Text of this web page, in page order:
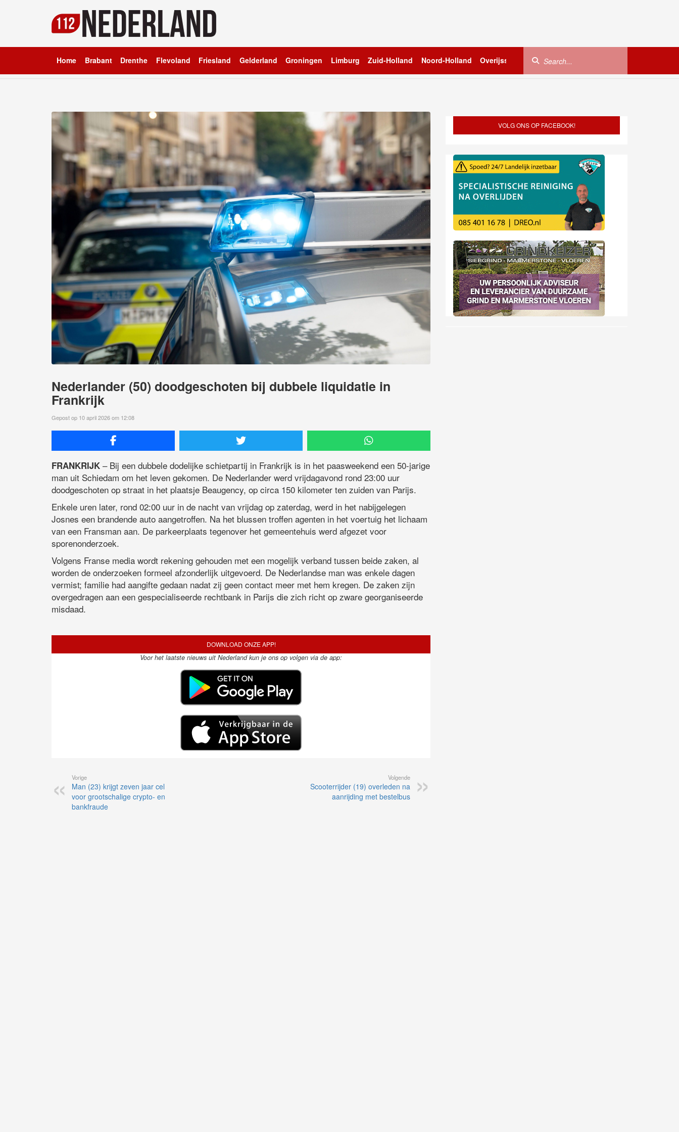
Home Brabant Drenthe Flevoland Friesland Gelderland Groningen Limburg Zuid-Holland Noord-Holland Overijssel Utrecht Zeeland
Nederlander (50) doodgeschoten bij dubbele liquidatie in
Frankrijk
Gepost op 10 april 2026 om 12:08
FRANKRIJK – Bij een dubbele dodelijke schietpartij in Frankrijk is in het paasweekend een 50-jarige
man uit Schiedam om het leven gekomen. De Nederlander werd vrijdagavond rond 23:00 uur
doodgeschoten op straat in het plaatsje Beaugency, op circa 150 kilometer ten zuiden van Parijs.
Enkele uren later, rond 02:00 uur in de nacht van vrijdag op zaterdag, werd in het nabijgelegen
Josnes een brandende auto aangetroffen. Na het blussen troffen agenten in het voertuig het lichaam
van een Fransman aan. De parkeerplaats tegenover het gemeentehuis werd afgezet voor
sporenonderzoek.
Volgens Franse media wordt rekening gehouden met een mogelijk verband tussen beide zaken, al
worden de onderzoeken formeel afzonderlijk uitgevoerd. De Nederlandse man was enkele dagen
vermist; familie had aangifte gedaan nadat zij geen contact meer met hem kregen. De zaken zijn
overgedragen aan een gespecialiseerde rechtbank in Parijs die zich richt op zware georganiseerde
misdaad.
DOWNLOAD ONZE APP!
Voor het laatste nieuws uit Nederland kun je ons op volgen via de app:
Vorige
Man (23) krijgt zeven jaar cel
voor grootschalige crypto- en
bankfraude
Volgende
Scooterrijder (19) overleden na
aanrijding met bestelbus
VOLG ONS OP FACEBOOK!